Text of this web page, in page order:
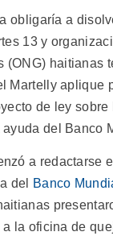
obligaría a
13 y
(ONG) haitianas
Martelly aplique
de ley sobre
del Banco
a redactarse
del
Banco
a la oficina de